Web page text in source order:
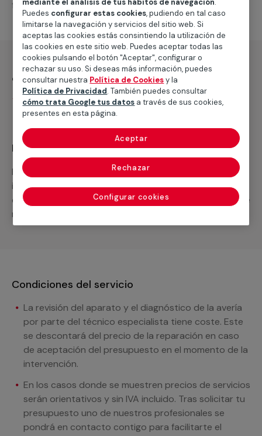
falta para completar tu proyecto.
¿Qué incluye?
Desplazamiento
Recuerda que en MULTIMAP
Podemos ofrecer cualquier servicio a medida
incluyendo todo lo que necesites: materiales,
equipamientos, electrodomésticos, etc. Cuéntanos que
necesitas cuando te llamemos.
Condiciones del servicio
La revisión del aparato y el diagnóstico de la avería
por parte del técnico especialista tiene coste. Este
se descontará del precio de la reparación en caso
de aceptación del presupuesto en el momento de la
intervención.
En los casos donde se muestren precios de servicios
serán orientativos y sin IVA incluido. Tras solicitar tu
presupuesto uno de nuestros profesionales se
pondrá en contacto contigo para facilitarte el
Puedes configurar estas cookies, pudiendo en tal caso
limitarse la navegación y servicios del sitio web. Si
aceptas las cookies estás consintiendo la utilización de
las cookies en este sitio web. Puedes aceptar todas las
cookies pulsando el botón "Aceptar", configurar o
rechazar su uso. Si deseas más información, puedes
consultar nuestra Política de Cookiesy la
Política de Privacidad. También puedes consultar
cómo trata Google tus datos a través de sus cookies,
presentes en esta página.
Configurar cookies
Rechazar
Aceptar